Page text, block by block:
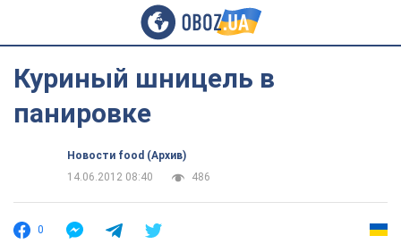
Куриный шницель в
панировке
Новости food (Архив)
14.06.2012 08:40
486
0